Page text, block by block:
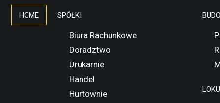
HOME SPÓŁKI
Biura Rachunkowe
Doradztwo
Drukarnie
Handel
Hurtownie